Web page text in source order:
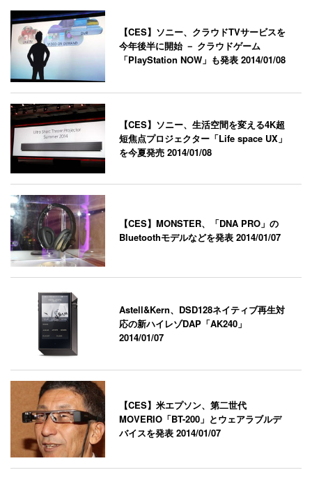
【CES】ソニー、クラウドTVサービスを
今年後半に開始 － クラウドゲーム
「PlayStation NOW」も発表2014/01/08
【CES】ソニー、生活空間を変える4K超
短焦点プロジェクター「Life space UX」
を今夏発売2014/01/08
【CES】MONSTER、「DNA PRO」の
Bluetoothモデルなどを発表2014/01/07
Astell&Kern、DSD128ネイティブ再生対
応の新ハイレゾDAP「AK240」
2014/01/07
【CES】米エプソン、第二世代
MOVERIO「BT-200」とウェアラブルデ
バイスを発表2014/01/07